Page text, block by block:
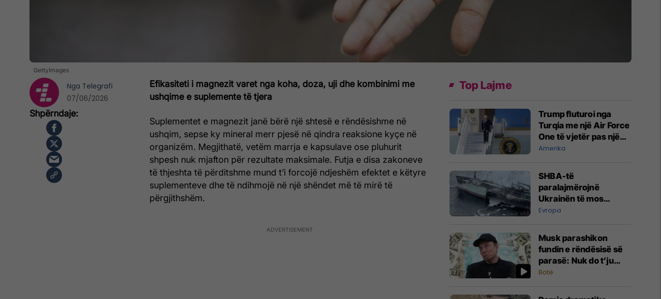
GettyImages
Efikasiteti i magnezit varet nga koha, doza, uji dhe kombinimi me
ushqime e suplemente të tjera
Suplementet e magnezit janë bërë një shtesë e rëndësishme në
ushqim, sepse ky mineral merr pjesë në qindra reaksione kyçe në
organizëm. Megjithatë, vetëm marrja e kapsulave ose pluhurit
shpesh nuk mjafton për rezultate maksimale. Futja e disa zakoneve
të thjeshta të përditshme mund t’i forcojë ndjeshëm efektet e këtyre
suplementeve dhe të ndihmojë në një shëndet më të mirë të
përgjithshëm.
Nga Telegrafi
07/06/2026
Top Lajme
Trump fluturoi nga
Turqia me një Air Force
One të vjetër pas një
kërcënimi të
dhe ‘proksit’ e tij
Amerika
SHBA-të
paralajmërojnë
Ukrainën të mos
sulmojë anijet jo-ruse
Evropa
Musk parashikon
fundin e rëndësisë së
parasë: Nuk do t’ju
duhet në vitin 2036
Botë